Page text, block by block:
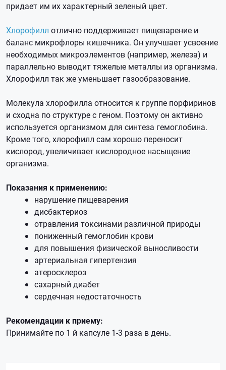
придает им их характерный зеленый цвет.
Хлорофилл отлично поддерживает пищеварение и
баланс микрофлоры кишечника. Он улучшает усвоение
необходимых микроэлементов (например, железа) и
параллельно выводит тяжелые металлы из организма.
Хлорофилл так же уменьшает газообразование.
Молекула хлорофилла относится к группе порфиринов
и сходна по структуре с геном. Поэтому он активно
используется организмом для синтеза гемоглобина.
Кроме того, хлорофилл сам хорошо переносит
кислород, увеличивает кислородное насыщение
организма.
Показания к применению:
нарушение пищеварения
дисбактериоз
отравления токсинами различной природы
пониженный гемоглобин крови
для повышения физической выносливости
артериальная гипертензия
атеросклероз
сахарный диабет
сердечная недостаточность
Рекомендации к приему:
Принимайте по 1 й капсуле 1-3 раза в день.